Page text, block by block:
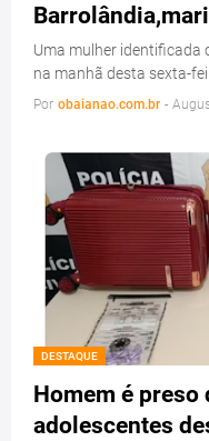
Uma mulher identificada
na manhã desta sexta-
Por obaianao.com.br -
DESTAQUE
Homem é preso
adolescentes